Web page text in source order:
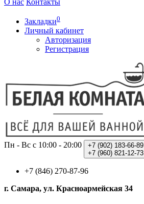
О нас Контакты
Закладки0
Личный кабинет
Авторизация
Регистрация
Пн - Вс с 10:00 - 20:00 +7 (902) 183-66-89
+7 (960) 821-12-73
+7 (846) 270-87-96
г. Самара, ул. Красноармейская 34